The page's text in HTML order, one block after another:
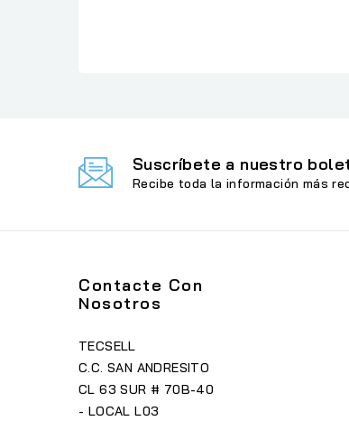
Suscríbete a nuestro
Recibe toda la información más
Contacte Con
Nosotros
TECSELL
C.C. SAN ANDRESITO
CL 63 SUR # 70B-40
- LOCAL L03